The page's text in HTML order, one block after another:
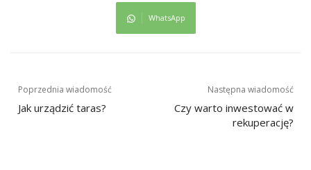
WhatsApp
Nawigacja
wpisu
Poprzednia wiadomość
Jak urządzić taras?
Następna wiadomość
Czy warto inwestować w
rekuperację?